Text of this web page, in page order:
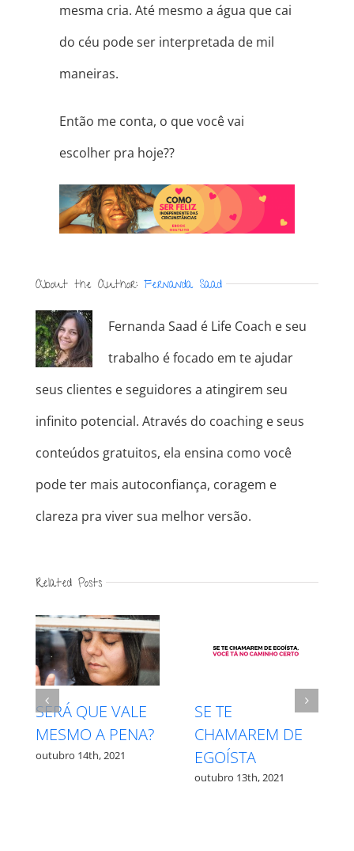
mesma cria. Até mesmo a água que cai
do céu pode ser interpretada de mil
maneiras.
Então me conta, o que você vai
escolher pra hoje??
About the Author: Fernanda Saad
Fernanda Saad é Life Coach e seu
trabalho é focado em te ajudar
seus clientes e seguidores a atingirem seu
infinito potencial. Através do coaching e seus
conteúdos gratuitos, ela ensina como você
pode ter mais autoconfiança, coragem e
clareza pra viver sua melhor versão.
Related Posts
DE
INTUIÇÃO X
MEDO – QUAL É
QUAL?
outubro 12th, 2021
RESPEITE
PROCESSO